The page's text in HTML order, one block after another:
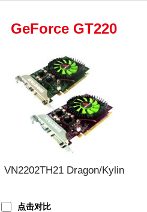
GeForce GT220
VN2202TH21 Dragon/Kylin
点击对比